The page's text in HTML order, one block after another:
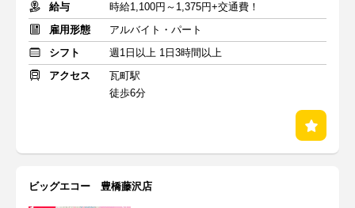
給与
時給1,100円～1,375円+交通費！
雇用形態
アルバイト・パート
シフト
週1日以上 1日3時間以上
アクセス
瓦町駅
徒歩6分
ビッグエコー 豊橋藤沢店